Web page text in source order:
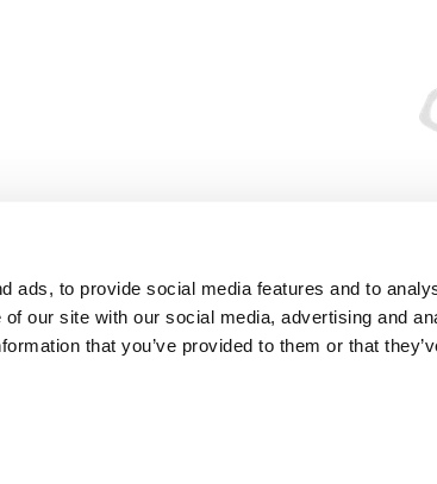
ads, to provide social media features and to
our site with our social media, advertising and
that you’ve provided to them or that
local ?